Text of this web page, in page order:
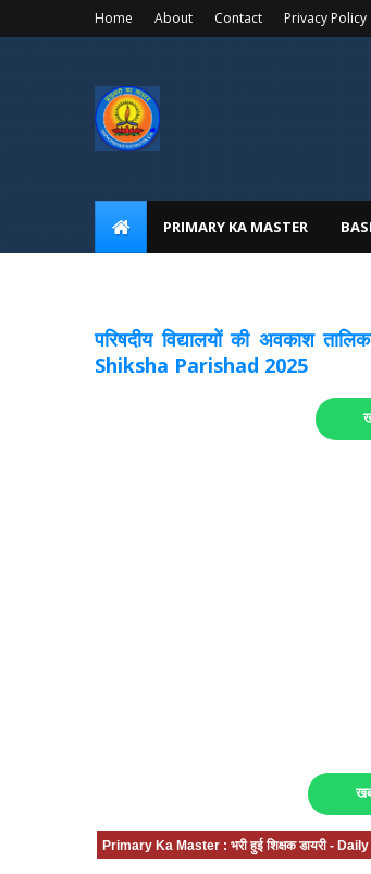
Home About Contact Privacy Policy
PRIMARY KA MASTER
परिषदीय विद्यालयों की अवकाश
Shiksha Parishad 2025
Primary Ka Master : भरी हुई शिक्षक डायरी -